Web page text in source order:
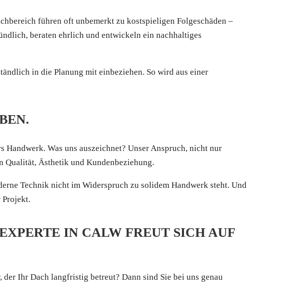
führen oft unbemerkt zu kostspieligen Folgeschäden –
beraten ehrlich und entwickeln ein nachhaltiges
in die Planung mit einbeziehen. So wird aus einer
Was uns auszeichnet? Unser Anspruch, nicht nur
Qualität, Ästhetik und Kundenbeziehung.
Technik nicht im Widerspruch zu solidem Handwerk steht. Und
Projekt.
IN CALW FREUT SICH AUF
Ihr Dach langfristig betreut? Dann sind Sie bei uns genau